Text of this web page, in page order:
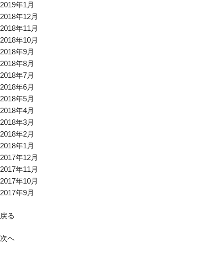
2019年1月
2018年12月
2018年11月
2018年10月
2018年9月
2018年8月
2018年7月
2018年6月
2018年5月
2018年4月
2018年3月
2018年2月
2018年1月
2017年12月
2017年11月
2017年10月
2017年9月
戻る
次へ